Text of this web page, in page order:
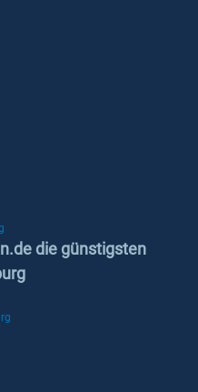
die günstigsten